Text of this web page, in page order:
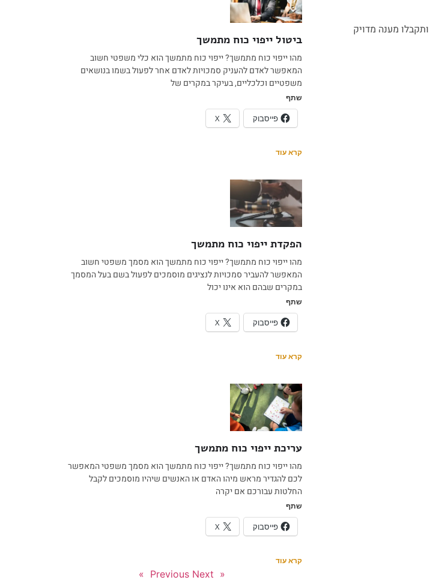
מענה מדויק
ביטול ייפוי כוח מתמשך
מהו ייפוי כוח מתמשך? ייפוי כוח מתמשך הוא כלי משפטי חשוב
המאפשר לאדם להעניק סמכויות לאדם אחר לפעול בשמו בנושאים
משפטיים וכלכליים, בעיקר במקרים של
שתף
פייסבוק X
קרא עוד
הפקדת ייפוי כוח מתמשך
מהו ייפוי כוח מתמשך? ייפוי כוח מתמשך הוא מסמך משפטי חשוב
המאפשר להעביר סמכויות לנציגים מוסמכים לפעול בשם בעל המסמך
במקרים שבהם הוא אינו יכול
שתף
פייסבוק X
קרא עוד
עריכת ייפוי כוח מתמשך
מהו ייפוי כוח מתמשך? ייפוי כוח מתמשך הוא מסמך משפטי המאפשר
לכם להגדיר מראש מיהו האדם או האנשים שיהיו מוסמכים לקבל
החלטות עבורכם אם יקרה
שתף
פייסבוק X
קרא עוד
« Previous
Next »